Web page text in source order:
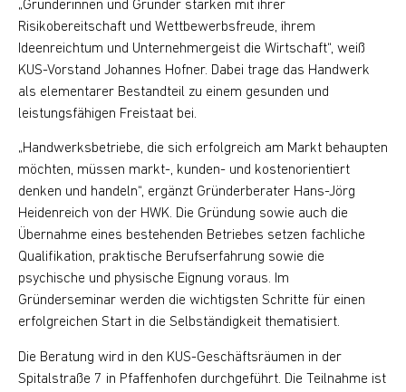
„Gründerinnen und Gründer stärken mit ihrer
Risikobereitschaft und Wettbewerbsfreude, ihrem
Ideenreichtum und Unternehmergeist die Wirtschaft“, weiß
KUS-Vorstand Johannes Hofner. Dabei trage das Handwerk
als elementarer Bestandteil zu einem gesunden und
leistungsfähigen Freistaat bei.
„Handwerksbetriebe, die sich erfolgreich am Markt behaupten
möchten, müssen markt-, kunden- und kostenorientiert
denken und handeln“, ergänzt Gründerberater Hans-Jörg
Heidenreich von der HWK. Die Gründung sowie auch die
Übernahme eines bestehenden Betriebes setzen fachliche
Qualifikation, praktische Berufserfahrung sowie die
psychische und physische Eignung voraus. Im
Gründerseminar werden die wichtigsten Schritte für einen
erfolgreichen Start in die Selbständigkeit thematisiert.
Die Beratung wird in den KUS-Geschäftsräumen in der
Spitalstraße 7 in Pfaffenhofen durchgeführt. Die Teilnahme ist